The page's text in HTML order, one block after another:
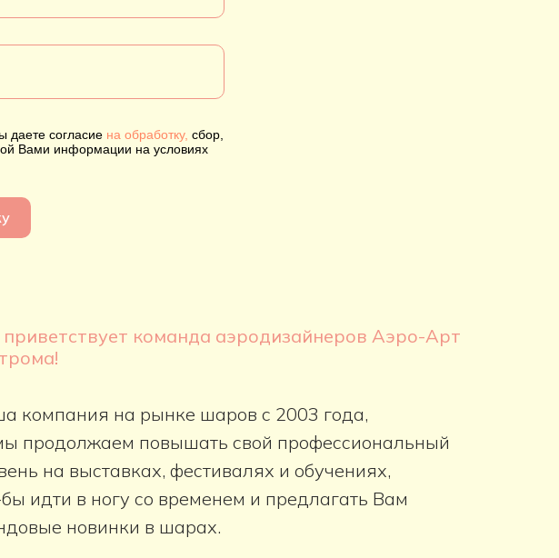
даете согласие на обработку, сбор,
Вами информации на условиях
приветствует команда аэродизайнеров Аэро-Арт
компания на рынке шаров с 2003 года,
продолжаем повышать свой профессиональный
на выставках, фестивалях и обучениях,
идти в ногу со временем и предлагать Вам
новинки в шарах.